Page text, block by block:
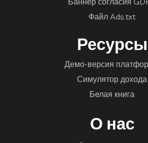
Файл Ads.txt
Ресурсы
Демо-версия
Симулятор дохода
Белая книга
О нас